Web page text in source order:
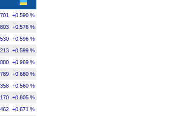
+0.590 %
+0.576 %
+0.596 %
+0.599 %
+0.969 %
+0.680 %
+0.560 %
+0.805 %
+0.671 %